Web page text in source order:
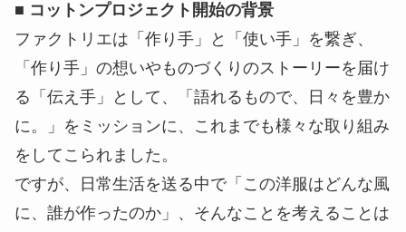
■ コットンプロジェクト開始の背景
ファクトリエは「作り手」と「使い手」を繋ぎ、
「作り手」の想いやものづくりのストーリーを届け
る「伝え手」として、「語れるもので、日々を豊か
に。」をミッションに、これまでも様々な取り組み
をしてこられました。
ですが、日常生活を送る中で「この洋服はどんな風
に、誰が作ったのか」、そんなことを考えることは